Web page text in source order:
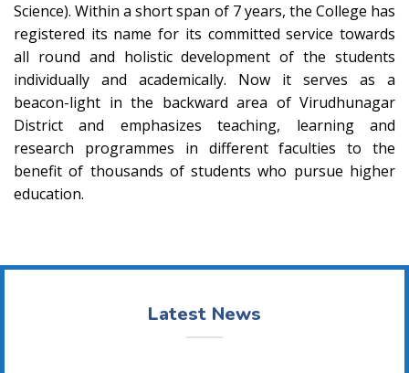
Science). Within a short span of 7 years, the College has
registered its name for its committed service towards
all round and holistic development of the students
individually and academically. Now it serves as a
beacon-light in the backward area of Virudhunagar
District and emphasizes teaching, learning and
research programmes in different faculties to the
benefit of thousands of students who pursue higher
education.
Latest News